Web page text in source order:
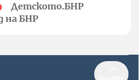
Детското.БНР
на БНР